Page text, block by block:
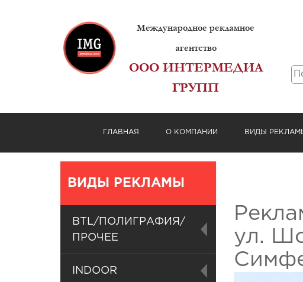
Международное рекламное
агентство
ООО ИНТЕРМЕДИА
ГРУПП
ГЛАВНАЯ О КОМПАНИИ ВИДЫ
ВИДЫ РЕКЛАМЫ
BTL/ПОЛИГРАФИЯ/
ПРОЧЕЕ
INDOOR
ул.